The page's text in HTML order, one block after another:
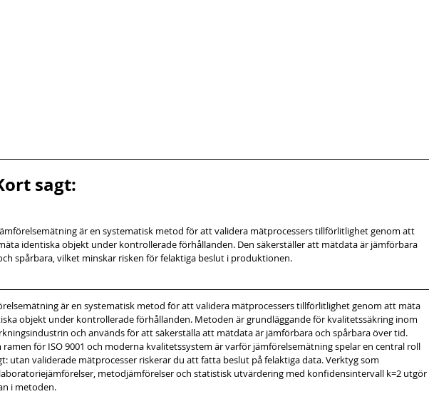
sagt:
är en systematisk metod för att validera mätprocessers tillförlitlighet genom att
identiska objekt under kontrollerade förhållanden. Den säkerställer att mätdata är jämförbara
spårbara, vilket minskar risken för felaktiga beslut i produktionen.
är en systematisk metod för att validera mätprocessers tillförlitlighet genom att mäta
objekt under kontrollerade förhållanden. Metoden är grundläggande för kvalitetssäkring inom
och används för att säkerställa att mätdata är jämförbara och spårbara över tid.
ramen för ISO 9001 och moderna kvalitetssystem är varför jämförelsemätning spelar en central roll
utan validerade mätprocesser riskerar du att fatta beslut på felaktiga data. Verktyg som
metodjämförelser och statistisk utvärdering med konfidensintervall k=2 utgör
i metoden.